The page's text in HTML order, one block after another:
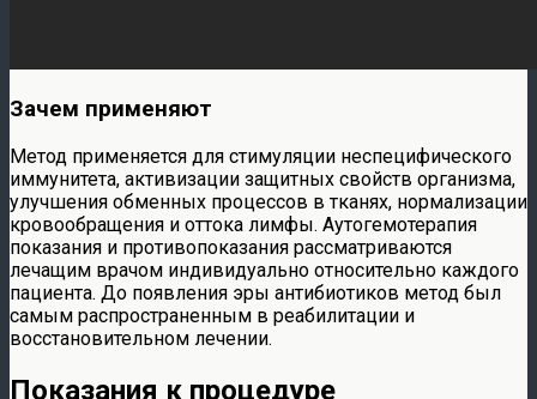
Зачем применяют
Метод применяется для стимуляции неспецифического
иммунитета, активизации защитных свойств организма,
улучшения обменных процессов в тканях, нормализации
кровообращения и оттока лимфы. Аутогемотерапия
показания и противопоказания рассматриваются
лечащим врачом индивидуально относительно каждого
пациента. До появления эры антибиотиков метод был
самым распространенным в реабилитации и
восстановительном лечении.
Показания к процедуре